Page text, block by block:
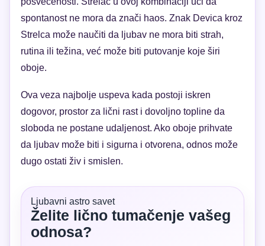
spontanost ne mora da znači haos. Znak Devica kroz
Strelca može naučiti da ljubav ne mora biti strah,
rutina ili težina, već može biti putovanje koje širi
oboje.
Ova veza najbolje uspeva kada postoji iskren
dogovor, prostor za lični rast i dovoljno topline da
sloboda ne postane udaljenost. Ako oboje prihvate
da ljubav može biti i sigurna i otvorena, odnos može
dugo ostati živ i smislen.
Ljubavni astro savet
Želite lično tumačenje vašeg
odnosa?